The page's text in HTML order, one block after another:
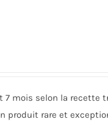
7 mois selon la recette
produit rare et